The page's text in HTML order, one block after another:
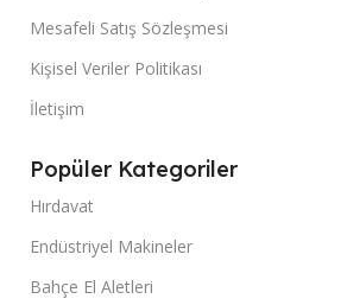
Mesafeli Satış Sözleşmesi
Kişisel Veriler Politikası
İletişim
Popüler Kategoriler
Hırdavat
Endüstriyel Makineler
Bahçe El Aletleri